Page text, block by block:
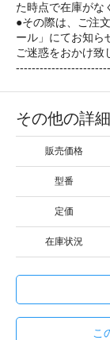
た時点で在庫がな
●その際は、ご注
ール」にてお知ら
ご迷惑をおかけ致
その他の詳
販売価格
型番
定価
在庫状況
こ